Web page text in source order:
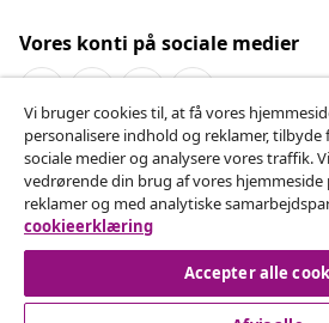
Vores konti på sociale medier
Fortryd køb
Indsend en anmodning om at
Fortryd køb
Vi bruger cookies til, at få vores
personalisere indhold og reklamer,
sociale medier og analysere vores traffik.
vedrørende din brug af vores hjemmeside
reklamer og med analytiske
cookieerklæring
Accepter alle